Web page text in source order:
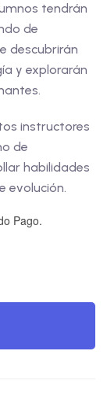
tendrán
de
descubrirán
y explorarán
instructores
de
habilidades
evolución.
Pago.